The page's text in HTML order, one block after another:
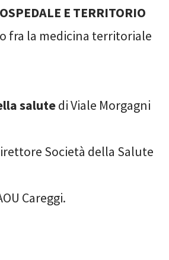
E TERRITORIO
fra la medicina territoriale
salutedi Viale Morgagni
Società della Salute
Careggi.